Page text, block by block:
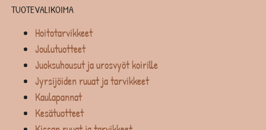
TUOTEVALIKOIMA
Hoitotarvikkeet
Joulutuotteet
Juoksuhousut ja urosvyöt koirille
Jyrsijöiden ruuat ja tarvikkeet
Kaulapannat
Kesätuotteet